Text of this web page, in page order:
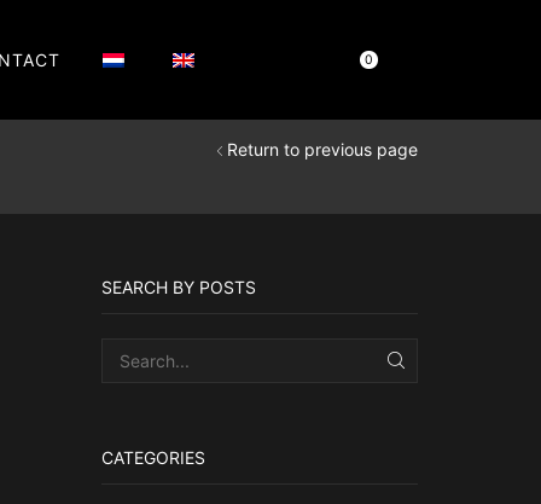
0
Return to previous page
SEARCH BY POSTS
SEARCH
CATEGORIES